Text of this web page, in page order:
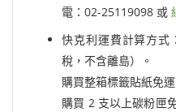
電：02-25119098 或
快克利運費計算方式
稅，不含離島）。
購買整箱標籤貼紙免運
購買 2 支以上碳粉匣